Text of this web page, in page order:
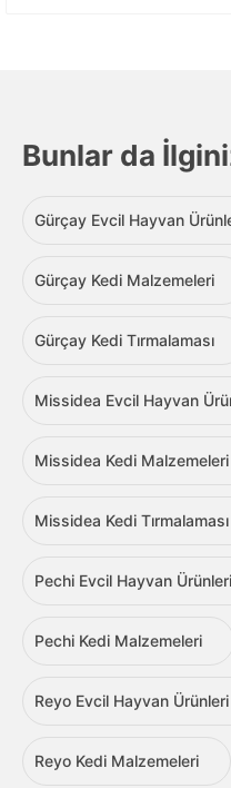
Bunlar da
Gürçay Evcil Hayvan
Gürçay Kedi Malzemeleri
Gürçay Kedi Tırmalaması
Missidea Evcil Hayvan
Missidea Kedi Malzemeleri
Missidea Kedi Tırmalaması
Pechi Evcil Hayvan Ürünleri
Pechi Kedi Malzemeleri
Reyo Evcil Hayvan Ürünleri
Reyo Kedi Malzemeleri